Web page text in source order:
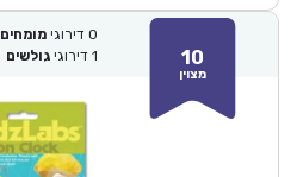
10
מצוין
0 דירוגי מומחים
1 דירוגי גולשים